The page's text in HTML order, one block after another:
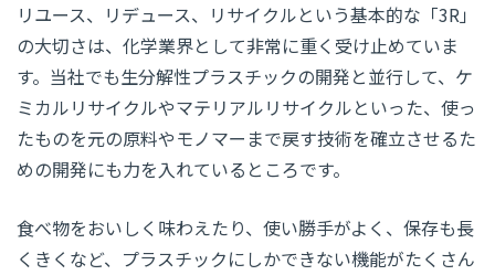
リユース、リデュース、リサイクルという基本的な「3R」
の大切さは、化学業界として非常に重く受け止めていま
す。当社でも生分解性プラスチックの開発と並行して、ケ
ミカルリサイクルやマテリアルリサイクルといった、使っ
たものを元の原料やモノマーまで戻す技術を確立させるた
めの開発にも力を入れているところです。
食べ物をおいしく味わえたり、使い勝手がよく、保存も長
くきくなど、プラスチックにしかできない機能がたくさん